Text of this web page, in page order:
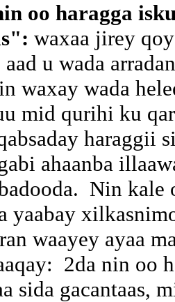
oo haragga
": waxaa jirey
u wada
waxay wada
mid qurihi ku
haraggii
ahaanba
Nin kale
yaabay
waayey ayaa
2da nin oo
sida gacantaas,